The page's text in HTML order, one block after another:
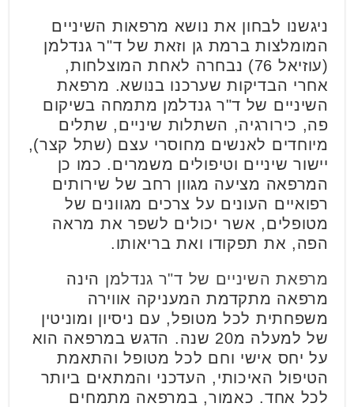
ניגשנו לבחון את נושא מרפאות השיניים
המומלצות ברמת גן וזאת של ד"ר גנדלמן
(עוזיאל 76) נבחרה לאחת המוצלחות,
אחרי הבדיקות שערכנו בנושא. מרפאת
השיניים של ד"ר גנדלמן מתמחה בשיקום
פה, כירורגיה, השתלות שיניים, שתלים
מיוחדים לאנשים מחוסרי עצם (שתל קצר),
יישור שיניים וטיפולים משמרים. כמו כן
המרפאה מציעה מגוון רחב של שירותים
רפואיים העונים על צרכים מגוונים של
מטופלים, אשר יכולים לשפר את מראה
הפה, את תפקודו ואת בריאותו.
מרפאת השיניים של ד"ר גנדלמן הינה
מרפאה מתקדמת המעניקה אווירה
משפחתית לכל מטופל, עם ניסיון ומוניטין
של למעלה מ20 שנה. הדגש במרפאה הוא
על יחס אישי וחם לכל מטופל והתאמת
הטיפול האיכותי, העדכני והמתאים ביותר
לכל אחד. כאמור, במרפאה מתמחים